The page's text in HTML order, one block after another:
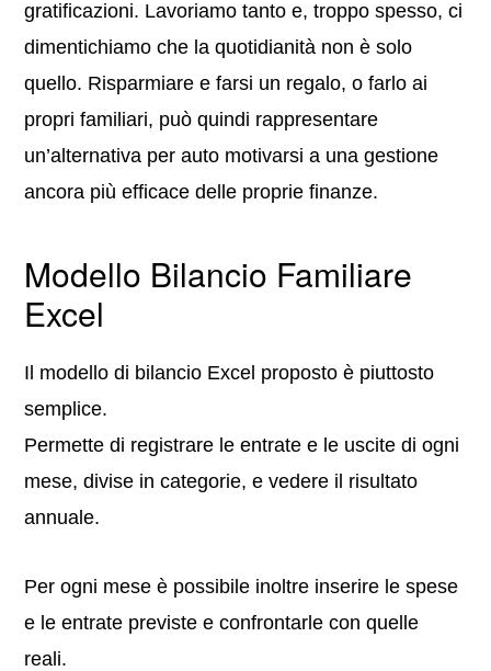
gratificazioni. Lavoriamo tanto e, troppo spesso, ci
dimentichiamo che la quotidianità non è solo
quello. Risparmiare e farsi un regalo, o farlo ai
propri familiari, può quindi rappresentare
un’alternativa per auto motivarsi a una gestione
ancora più efficace delle proprie finanze.
Modello Bilancio Familiare
Excel
Il modello di bilancio Excel proposto è piuttosto
semplice.
Permette di registrare le entrate e le uscite di ogni
mese, divise in categorie, e vedere il risultato
annuale.
Per ogni mese è possibile inoltre inserire le spese
e le entrate previste e confrontarle con quelle
reali.